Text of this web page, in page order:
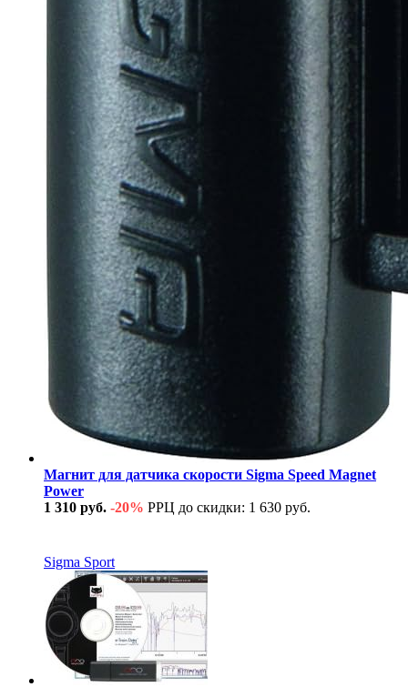
Магнит для датчика скорости Sigma Speed Magnet
Power
1 310 руб. -20% РРЦ до скидки: 1 630 руб.
Sigma Sport